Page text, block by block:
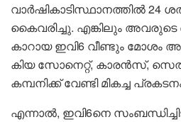
വാര്‍ഷികാടിസ്ഥാനത്തില്‍ 24
കൈവരിച്ചു. എങ്കിലും
കാറായ ഇവി6 വീണ്ടും മോശം
കിയ സോനെറ്റ്, കാരന്‍സ്,
കമ്പനിക്ക് വേണ്ടി മികച്ച
എന്നാല്‍, ഇവി6നെ